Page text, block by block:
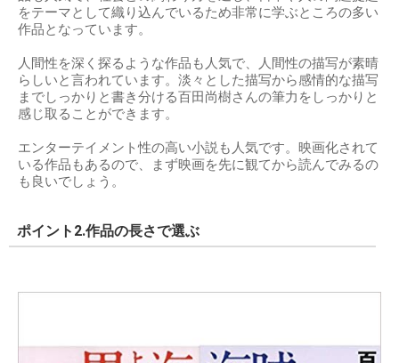
をテーマとして織り込んでいるため非常に学ぶところの多い
作品となっています。
人間性を深く探るような作品も人気で、人間性の描写が素晴
らしいと言われています。淡々とした描写から感情的な描写
までしっかりと書き分ける百田尚樹さんの筆力をしっかりと
感じ取ることができます。
エンターテイメント性の高い小説も人気です。映画化されて
いる作品もあるので、まず映画を先に観てから読んでみるの
も良いでしょう。
ポイント2.作品の長さで選ぶ